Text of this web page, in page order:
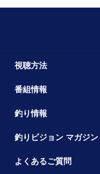
視聴方法
番組情報
釣り情報
釣りビジョン マガジン
よくあるご質問